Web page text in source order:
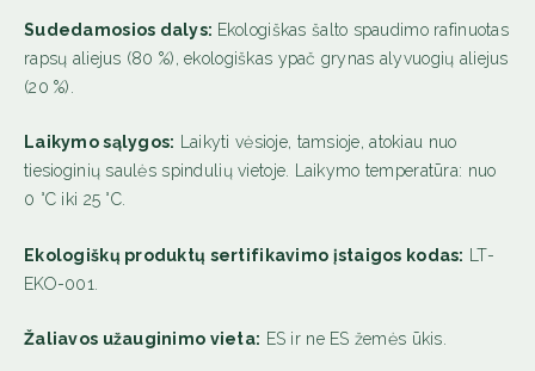
Sudedamosios dalys: Ekologiškas šalto spaudimo rafinuotas
rapsų aliejus (80 %), ekologiškas ypač grynas alyvuogių aliejus
(20 %).
Laikymo sąlygos: Laikyti vėsioje, tamsioje, atokiau nuo
tiesioginių saulės spindulių vietoje. Laikymo temperatūra: nuo
0 °C iki 25 °C.
Ekologiškų produktų sertifikavimo įstaigos kodas: LT-
EKO-001.
Žaliavos užauginimo vieta: ES ir ne ES žemės ūkis.